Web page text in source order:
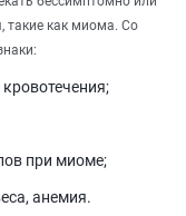
такие как миома. Со
при миоме;
анемия.